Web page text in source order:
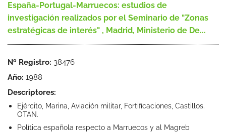
España-Portugal-Marruecos: estudios de
investigación realizados por el Seminario de "Zonas
estratégicas de interés" , Madrid, Ministerio de De...
Nº Registro: 38476
Año: 1988
Descriptores:
Ejército, Marina, Aviación militar, Fortificaciones, Castillos.
OTAN.
Política española respecto a Marruecos y al Magreb